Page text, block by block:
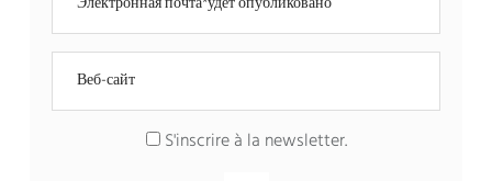
S'inscrire à la newsletter.